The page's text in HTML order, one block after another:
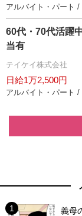
アルバイト・パート /
60代・70代活躍
当有
テイケイ株式会社
日給1万2,500円
アルバイト・パート /
義母